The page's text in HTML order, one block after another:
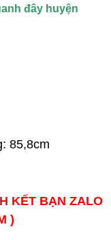
đây huyện
85,8cm
KẾT BẠN ZALO
)